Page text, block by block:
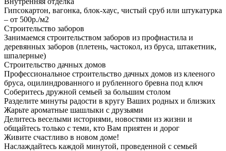
Гипсокартон, вагонка, блок-хаус, чистый сруб или штукатурка
– от 500р./м2
Строительство заборов
Занимаемся строительством заборов из профнастила и
деревянных заборов (плетень, частокол, из бруса, штакетник,
шпалерные)
Строительство дачных домов
Профессиональное строительство дачных домов из клееного
бруса, оцилиндрованного и рубленного бревна под ключ
Соберитесь дружной семьей за большим столом
Разделите минуты радости в кругу Ваших родных и близких
Жарьте ароматные шашлыки с друзьями
Делитесь веселыми историями, новостями из жизни и
общайтесь только с теми, кто Вам приятен и дорог
Живите счастливо в новом доме!
Наслаждайтесь каждой минутой, проведенной с семьей